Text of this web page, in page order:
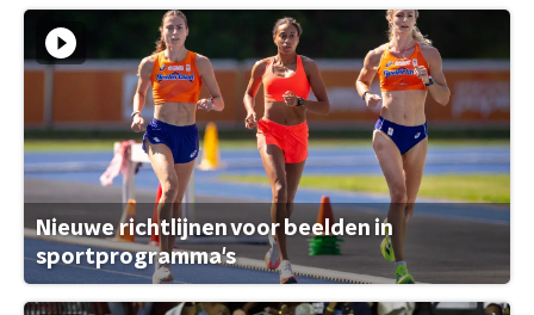
Nieuwe richtlijnen voor beelden in
sportprogramma's